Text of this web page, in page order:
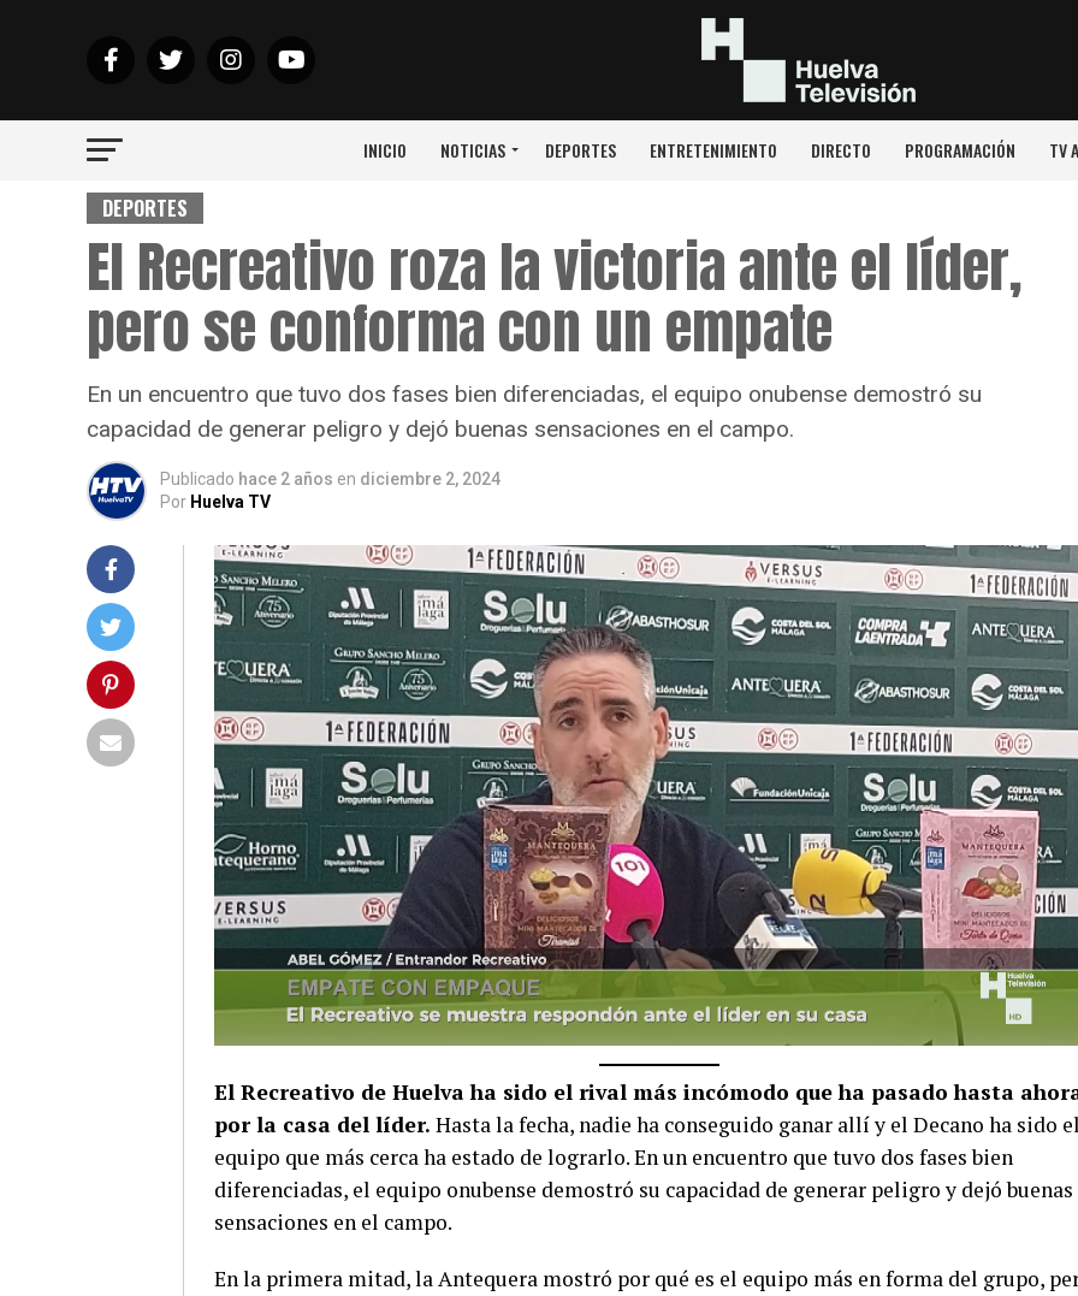
INICIO NOTICIAS DEPORTES ENTRETENIMIENTO DIRECTO PROGRAMACIÓN TV
DEPORTES
El Recreativo roza la victoria ante el líder,
pero se conforma con un empate
En un encuentro que tuvo dos fases bien diferenciadas, el equipo onubense demostró su
capacidad de generar peligro y dejó buenas sensaciones en el campo.
Publicado hace 2 años en diciembre 2, 2024
Por Huelva TV
El Recreativo de Huelva ha sido el rival más incómodo que ha pasado hasta
por la casa del líder. Hasta la fecha, nadie ha conseguido ganar allí y el Decano ha sido el
equipo que más cerca ha estado de lograrlo. En un encuentro que tuvo dos fases bien
diferenciadas, el equipo onubense demostró su capacidad de generar peligro y dejó buenas
sensaciones en el campo.
En la primera mitad, la Antequera mostró por qué es el equipo más en forma del grupo,